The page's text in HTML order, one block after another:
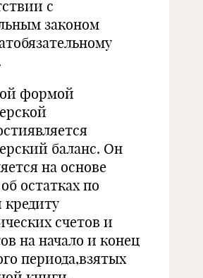
с
законом
формой
баланс. Он
на основе
остатках по
кредиту
счетов и
на начало и конец
периода,взятых